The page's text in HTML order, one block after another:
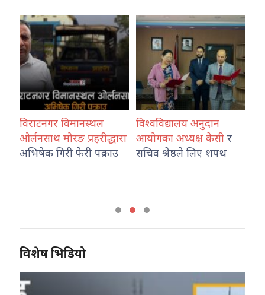
विराटनगर विमानस्थल
ओर्लनसाथ मोरङ प्रहरीद्धारा
अभिषेक गिरी फेरी पक्राउ
विश्वविद्यालय अनुदान
आयोगका अध्यक्ष केसी र
सचिव श्रेष्ठले लिए शपथ
विशेष भिडियो